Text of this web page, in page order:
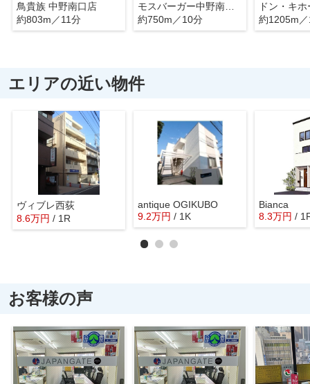
鳥貴族 中野南口店
約803m／11分
モスバーガー中野南口店
約750m／10分
約1205m
エリアの近い物件
ヴィブレ西荻
8.6万円 / 1R
antique OGIKUBO
9.2万円 / 1K
Bianca
8.3万円 /
お客様の声